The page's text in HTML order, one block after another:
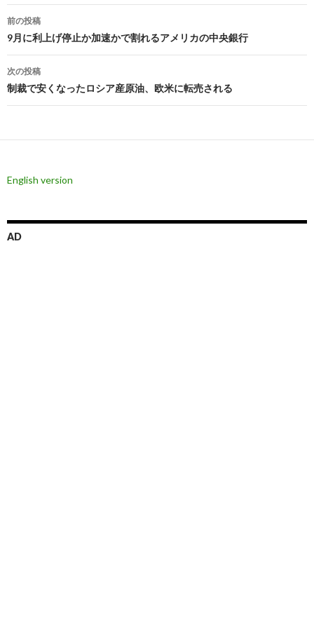
投
稿
ナ
ビ
ゲ
ー
ョ
前の投稿
9月に利上げ停止か加速かで割れるアメリカの中央銀行
次の投稿
制裁で安くなったロシア産原油、欧米に転売される
English version
AD